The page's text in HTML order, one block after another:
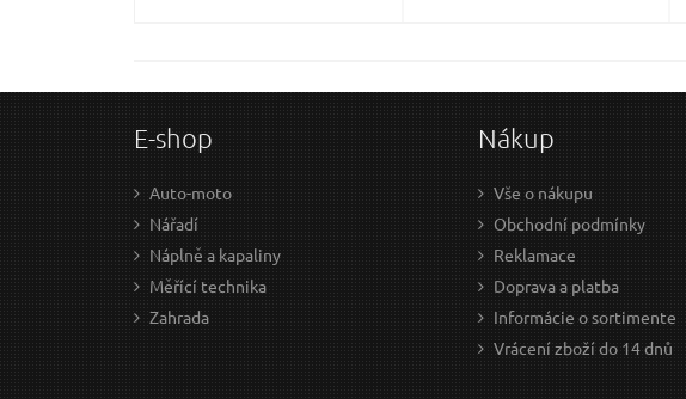
E-shop
Auto-moto
Nářadí
Náplně a kapaliny
Měřící technika
Zahrada
Nákup
Vše o nákupu
Obchodní podmínky
Reklamace
Doprava a platba
Informácie o sortimente
Vrácení zboží do 14 dnů